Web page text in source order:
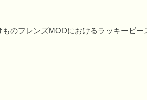
のフレンズMODにおけるラッキービー